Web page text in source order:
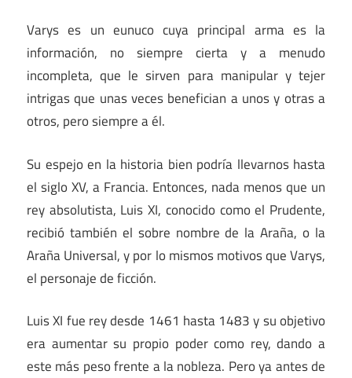
Varys es un eunuco cuya principal arma es la
información, no siempre cierta y a menudo
incompleta, que le sirven para manipular y tejer
intrigas que unas veces benefician a unos y otras a
otros, pero siempre a él.
Su espejo en la historia bien podría llevarnos hasta
el siglo XV, a Francia. Entonces, nada menos que un
rey absolutista, Luis XI, conocido como el Prudente,
recibió también el sobre nombre de la Araña, o la
Araña Universal, y por lo mismos motivos que Varys,
el personaje de ficción.
Luis XI fue rey desde 1461 hasta 1483 y su objetivo
era aumentar su propio poder como rey, dando a
este más peso frente a la nobleza. Pero ya antes de